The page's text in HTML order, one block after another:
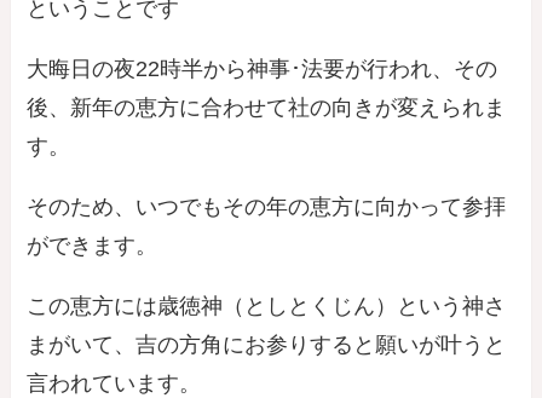
ということです
大晦日の夜22時半から神事･法要が行われ、その
後、新年の恵方に合わせて社の向きが変えられま
す。
そのため、いつでもその年の恵方に向かって参拝
ができます。
この恵方には歳徳神（としとくじん）という神さ
まがいて、吉の方角にお参りすると願いが叶うと
言われています。